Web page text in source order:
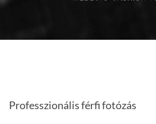
Professzionális férfi fotózás